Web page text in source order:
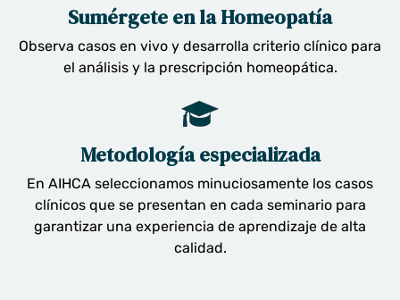
Sumérgete en la Homeopatía
Observa casos en vivo y desarrolla criterio clínico para
el análisis y la prescripción homeopática.
Metodología especializada
En AIHCA seleccionamos minuciosamente los casos
clínicos que se presentan en cada seminario para
garantizar una experiencia de aprendizaje de alta
calidad.